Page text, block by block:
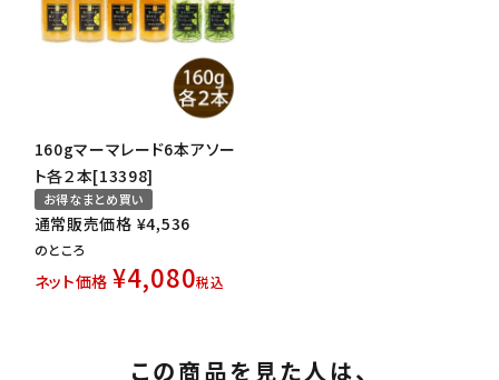
160gマーマレード6本アソー
ト各２本[13398]
お得なまとめ買い
通常販売価格 ¥4,536
のところ
ネット価格 ¥4,080税込
この商品を見た人は、